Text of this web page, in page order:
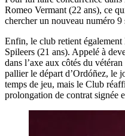
Romeo Vermant (22 ans), ce
chercher un nouveau numéro 9
Enfin, le club retient également
Spileers (21 ans). Appelé à
dans l’axe aux côtés du
pallier le départ d’Ordóñez, le
temps de jeu, mais le Club
prolongation de contrat signée